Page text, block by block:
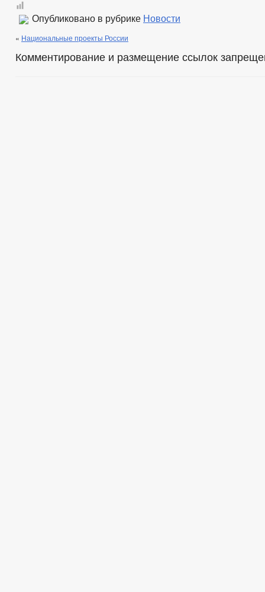
Опубликовано в рубрике Новости
« Национальные проекты России
Комментирование и размещение ссылок